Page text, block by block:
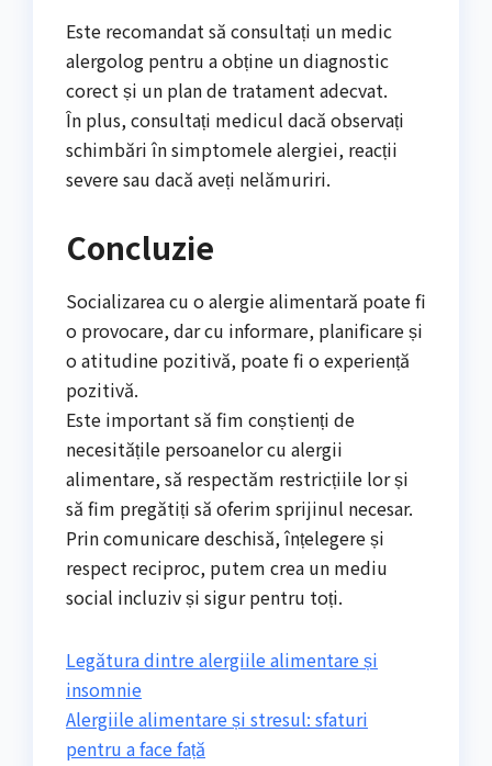
Este recomandat să consultați un medic
alergolog pentru a obține un diagnostic
corect și un plan de tratament adecvat.
În plus, consultați medicul dacă observați
schimbări în simptomele alergiei, reacții
severe sau dacă aveți nelămuriri.
Concluzie
Socializarea cu o alergie alimentară poate fi
o provocare, dar cu informare, planificare și
o atitudine pozitivă, poate fi o experiență
pozitivă.
Este important să fim conștienți de
necesitățile persoanelor cu alergii
alimentare, să respectăm restricțiile lor și
să fim pregătiți să oferim sprijinul necesar.
Prin comunicare deschisă, înțelegere și
respect reciproc, putem crea un mediu
social incluziv și sigur pentru toți.
Legătura dintre alergiile alimentare și
insomnie
Alergiile alimentare și stresul: sfaturi
pentru a face față